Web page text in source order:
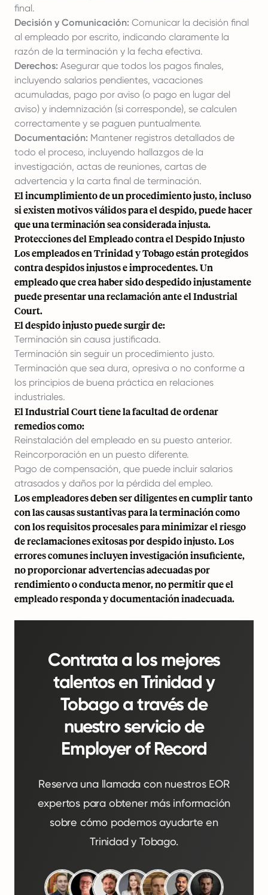
final.
Decisión y Comunicación: Comunicar la decisión final
al empleado por escrito, indicando claramente la
razón de la terminación y la fecha efectiva.
Derechos: Asegurar que todos los pagos finales,
incluyendo salarios pendientes, vacaciones
acumuladas, pago por aviso (o pago en lugar del
aviso) y indemnización (si corresponde), se calculen
correctamente y se paguen puntualmente.
Documentación: Mantener registros detallados de
todo el proceso, incluyendo hallazgos de la
investigación, actas de reuniones, cartas de
advertencia y la carta final de terminación.
El incumplimiento de un procedimiento justo, incluso
si existen motivos válidos para el despido, puede hacer
que una terminación sea considerada injusta.
Protecciones del Empleado contra el Despido Injusto
Los empleados en Trinidad y Tobago están protegidos
contra despidos injustos e improcedentes. Un
empleado que crea haber sido despedido injustamente
puede presentar una reclamación ante el Industrial
Court.
El despido injusto puede surgir de:
Terminación sin causa justificada.
Terminación sin seguir un procedimiento justo.
Terminación que sea dura, opresiva o no conforme a
los principios de buena práctica en relaciones
industriales.
El Industrial Court tiene la facultad de ordenar
remedios como:
Reinstalación del empleado en su puesto anterior.
Reincorporación en un puesto diferente.
Pago de compensación, que puede incluir salarios
atrasados y daños por la pérdida del empleo.
Los empleadores deben ser diligentes en cumplir tanto
con las causas sustantivas para la terminación como
con los requisitos procesales para minimizar el riesgo
de reclamaciones exitosas por despido injusto. Los
errores comunes incluyen investigación insuficiente,
no proporcionar advertencias adecuadas por
rendimiento o conducta menor, no permitir que el
empleado responda y documentación inadecuada.
Contrata a los mejores
talentos en Trinidad y
Tobago a través de
nuestro servicio de
Employer of Record
Reserva una llamada con nuestros EOR
expertos para obtener más información
sobre cómo podemos ayudarte en
Trinidad y Tobago.